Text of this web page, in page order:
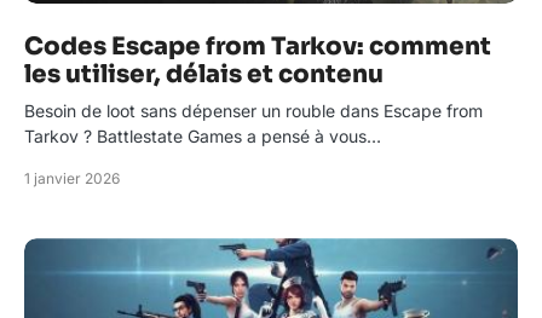
Codes Escape from Tarkov: comment
les utiliser, délais et contenu
Besoin de loot sans dépenser un rouble dans Escape from
Tarkov ? Battlestate Games a pensé à vous…
1 janvier 2026